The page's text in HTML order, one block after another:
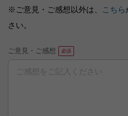
※ご意見・ご感想以外は、
こちら
さい。
ご意見・ご感想